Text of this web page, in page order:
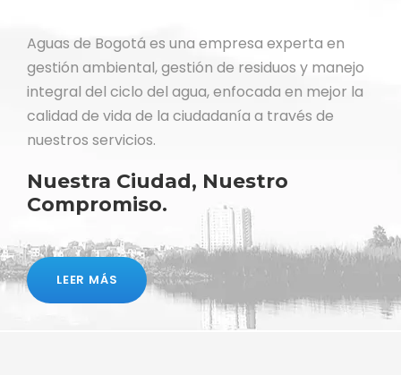
Aguas de Bogotá es una empresa experta en
gestión ambiental, gestión de residuos y manejo
integral del ciclo del agua, enfocada en mejor la
calidad de vida de la ciudadanía a través de
nuestros servicios.
Nuestra Ciudad, Nuestro
Compromiso.
LEER MÁS